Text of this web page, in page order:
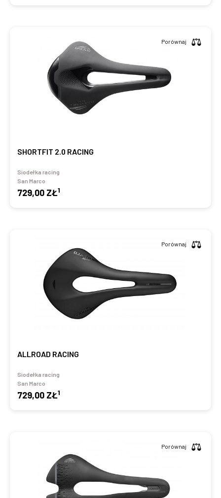
SHORTFIT 2.0 RACING
Siodełka racing
San Marco
729,00 ZŁ1
Porównaj
ALLROAD RACING
Siodełka racing
San Marco
729,00 ZŁ1
Porównaj
Porównaj